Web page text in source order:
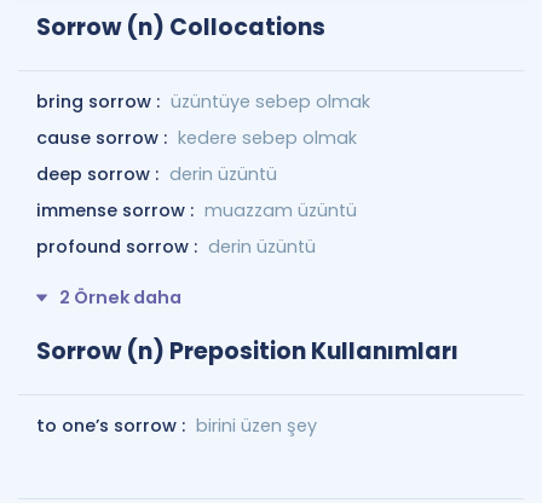
Sorrow (n) Collocations
bring sorrow : üzüntüye sebep olmak
cause sorrow : kedere sebep olmak
deep sorrow : derin üzüntü
immense sorrow : muazzam üzüntü
profound sorrow : derin üzüntü
2 Örnek daha
Sorrow (n) Preposition Kullanımları
to one’s sorrow : birini üzen şey